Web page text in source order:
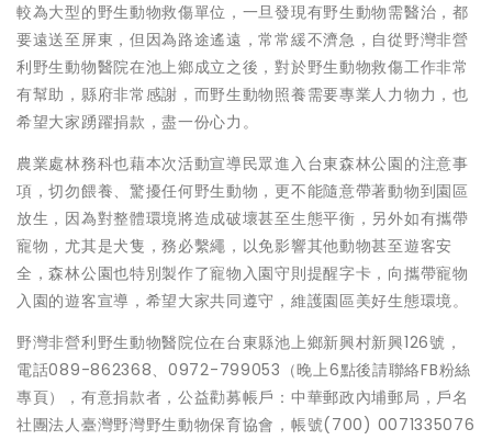
較為大型的野生動物救傷單位，一旦發現有野生動物需醫治，都
要遠送至屏東，但因為路途遙遠，常常緩不濟急，自從野灣非營
利野生動物醫院在池上鄉成立之後，對於野生動物救傷工作非常
有幫助，縣府非常感謝，而野生動物照養需要專業人力物力，也
希望大家踴躍捐款，盡一份心力。
農業處林務科也藉本次活動宣導民眾進入台東森林公園的注意事
項，切勿餵養、驚擾任何野生動物，更不能隨意帶著動物到園區
放生，因為對整體環境將造成破壞甚至生態平衡，另外如有攜帶
寵物，尤其是犬隻，務必繫繩，以免影響其他動物甚至遊客安
全，森林公園也特別製作了寵物入園守則提醒字卡，向攜帶寵物
入園的遊客宣導，希望大家共同遵守，維護園區美好生態環境。
野灣非營利野生動物醫院位在台東縣池上鄉新興村新興126號，
電話089-862368、0972-799053（晚上6點後請聯絡FB粉絲
專頁），有意捐款者，公益勸募帳戶：中華郵政內埔郵局，戶名
社團法人臺灣野灣野生動物保育協會，帳號(700) 0071335076